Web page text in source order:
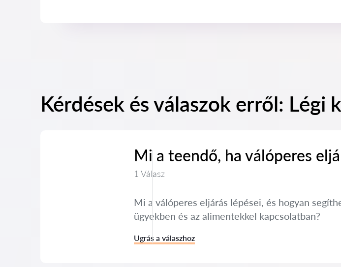
Kérdések és válaszok erről: Légi
Mi a teendő, ha válóperes
1 Válasz
Mi a válóperes eljárás lépései, és hogyan
ügyekben és az alimentekkel kapcsolatban?
Ugrás a válaszhoz